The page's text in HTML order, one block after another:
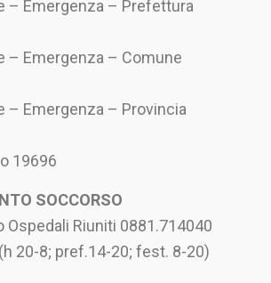
– Emergenza – Prefettura
– Emergenza – Comune
– Emergenza – Provincia
19696
SOCCORSO
Riuniti 0881.714040
20-8; pref.14-20; fest. 8-20)